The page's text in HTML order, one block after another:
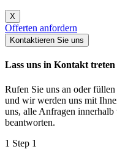
X
Offerten anfordern
Kontaktieren Sie uns
Lass uns in Kontakt treten
Rufen Sie uns an oder
und wir werden uns mit
uns, alle Anfragen
beantworten.
1 Step 1